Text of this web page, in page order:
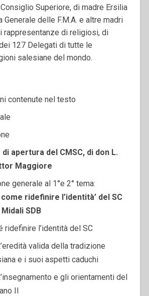
Superiore, di madre Ersilia
Generale delle F.M.A. e altre madri
rappresentanze di religiosi, di
127 Delegati di tutte le
salesiane del mondo.
contenute nel testo
apertura del CMSC, di don L.
Maggiore
generale al 1°e 2° tema:
ridefinire l’identità’ del SC
SDB
ridefinire l’identità del SC
valida della tradizione
e i suoi aspetti caduchi
e gli orientamenti del
II